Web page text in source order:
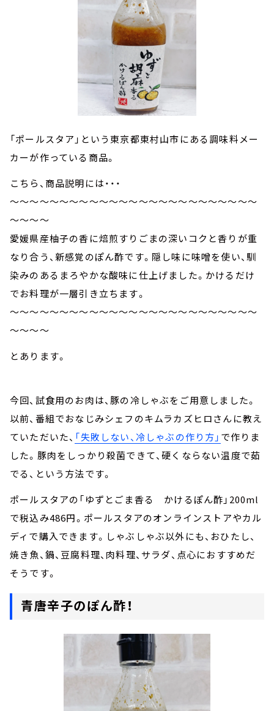
「ポールスタア」という東京都東村山市にある調味料メー
カーが作っている商品。
こちら、商品説明には・・・
～～～～～～～～～～～～～～～～～～～～～～～～～
～～～～
愛媛県産柚子の香に焙煎すりごまの深いコクと香りが重
なり合う、新感覚のぽん酢です。隠し味に味噌を使い、馴
染みのあるまろやかな酸味に仕上げました。かけるだけ
でお料理が一層引き立ちます。
～～～～～～～～～～～～～～～～～～～～～～～～～
～～～～
とあります。
今回、試食用のお肉は、豚の冷しゃぶをご用意しました。
以前、番組でおなじみシェフのキムラカズヒロさんに教え
ていただいた、 「失敗しない、冷しゃぶの作り方」 で作りま
した。豚肉をしっかり殺菌できて、硬くならない温度で茹
でる、という方法です。
ポールスタアの「ゆずとごま香る かけるぽん酢」200ml
で税込み486円。ポールスタアのオンラインストアやカル
ディで購入できます。しゃぶしゃぶ以外にも、おひたし、
焼き魚、鍋、豆腐料理、肉料理、サラダ、点心におすすめだ
そうです。
青唐辛子のぽん酢！